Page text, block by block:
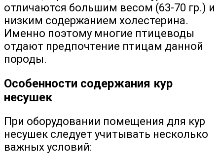
отличаются большим весом (63-70 гр.) и
низким содержанием холестерина.
Именно поэтому многие птицеводы
отдают предпочтение птицам данной
породы.
Особенности содержания кур
несушек
При оборудовании помещения для кур
несушек следует учитывать несколько
важных условий: